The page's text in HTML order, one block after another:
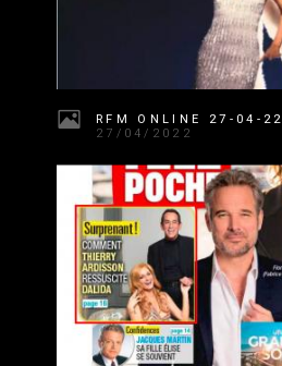
RFM ONLINE 27-04-22
27/04/2022